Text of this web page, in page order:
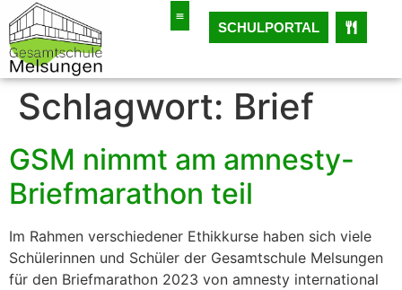
SCHULPORTAL
Schlagwort: Brief
GSM nimmt am amnesty-
Briefmarathon teil
Im Rahmen verschiedener Ethikkurse haben sich viele
Schülerinnen und Schüler der Gesamtschule Melsungen
für den Briefmarathon 2023 von amnesty international